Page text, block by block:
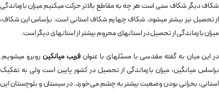
شکاف دیگر شکاف سنی است هر چه به مقاطع بالاتر حرکت می‎کنیم میزان بازماندگی
از تحصیل نیز بیشتر می‎­شود. شکاف چهارم شکاف استانی است. براساس این شکاف،
میزان بازماندگی از تحصیل در استان­‎های محروم بیشتر از استان‎­های دیگر است.
در این میان به گفته مقدسی با مسئله‎­ای با عنوان فریب میانگین
روبرو می‎­شویم.
براساس میانگین، میزان بازماندگی از تحصیل در کشور پایین است ولی به تفکیک
استانی، بحرانی بودن وضعیت بیشتر به چشم می‌­خورد. در سیستان و بلوچستان این